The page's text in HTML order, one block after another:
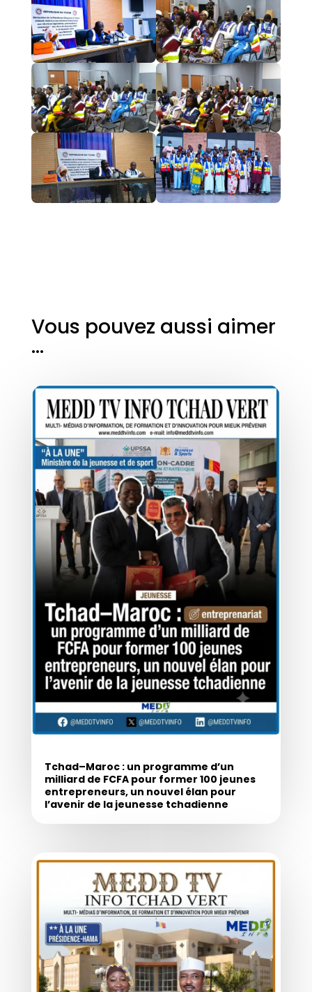
Vous pouvez aussi aimer
…
Tchad–Maroc : un programme d’un
milliard de FCFA pour former 100 jeunes
entrepreneurs, un nouvel élan pour
l’avenir de la jeunesse tchadienne